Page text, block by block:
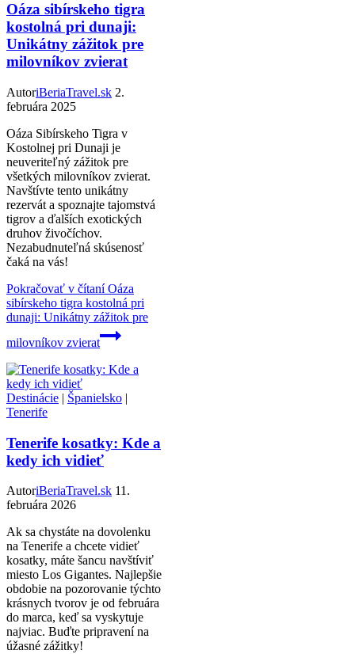
Oáza sibírskeho tigra
kostolná pri dunaji:
Unikátny zážitok pre
milovníkov zvierat
AutoriBeriaTravel.sk 2.
februára 2025
Oáza Sibírskeho Tigra v
Kostolnej pri Dunaji je
neuveriteľný zážitok pre
všetkých milovníkov zvierat.
Navštívte tento unikátny
rezervát a spoznajte tajomstvá
tigrov a ďalších exotických
druhov živočíchov.
Nezabudnuteľná skúsenosť
čaká na vás!
Pokračovať v čítaníOáza
sibírskeho tigra kostolná pri
dunaji: Unikátny zážitok pre
milovníkov zvierat
Destinácie | Španielsko |
Tenerife
Tenerife kosatky: Kde a
kedy ich vidieť
AutoriBeriaTravel.sk 11.
februára 2026
Ak sa chystáte na dovolenku
na Tenerife a chcete vidieť
kosatky, máte šancu navštíviť
miesto Los Gigantes. Najlepšie
obdobie na pozorovanie týchto
krásnych tvorov je od februára
do marca, keď sa vyskytuje
najviac. Buďte pripravení na
úžasné zážitky!